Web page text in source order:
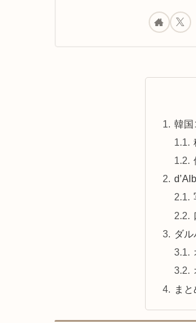
韓国
ダ
まと